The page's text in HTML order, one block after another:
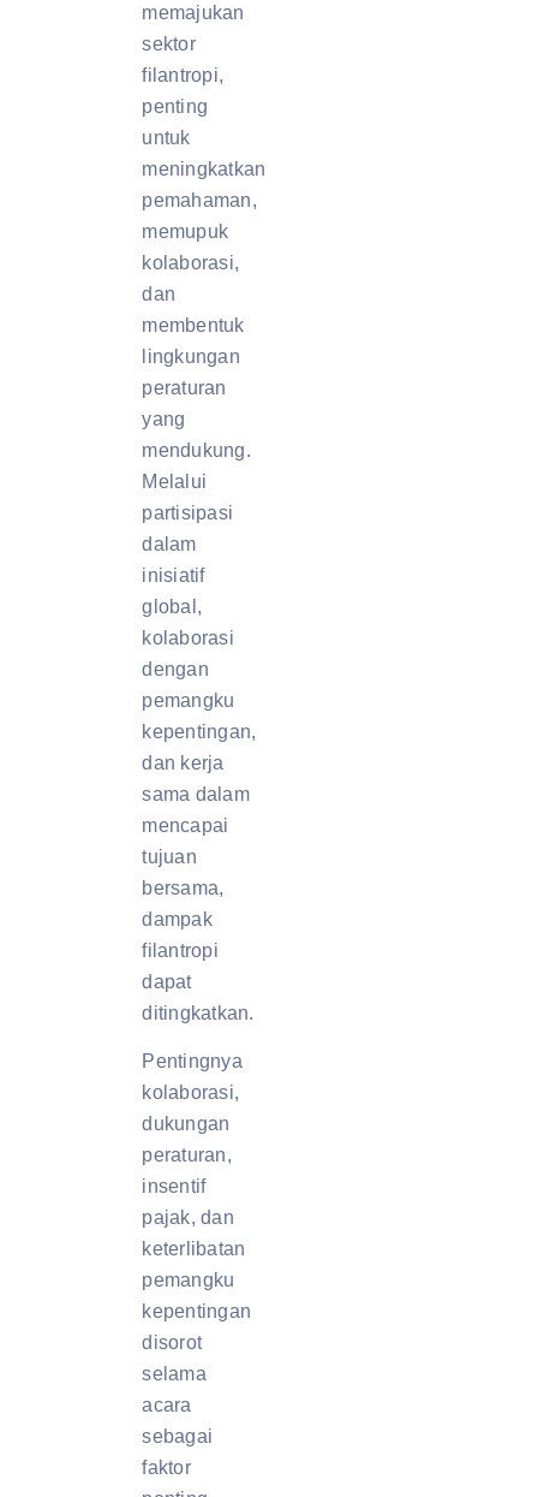
memajukan
sektor
filantropi,
penting
untuk
meningkatkan
pemahaman,
memupuk
kolaborasi,
dan
membentuk
lingkungan
peraturan
yang
mendukung.
Melalui
partisipasi
dalam
inisiatif
global,
kolaborasi
dengan
pemangku
kepentingan,
dan kerja
sama dalam
mencapai
tujuan
bersama,
dampak
filantropi
dapat
ditingkatkan.
Pentingnya
kolaborasi,
dukungan
peraturan,
insentif
pajak, dan
keterlibatan
pemangku
kepentingan
disorot
selama
acara
sebagai
faktor